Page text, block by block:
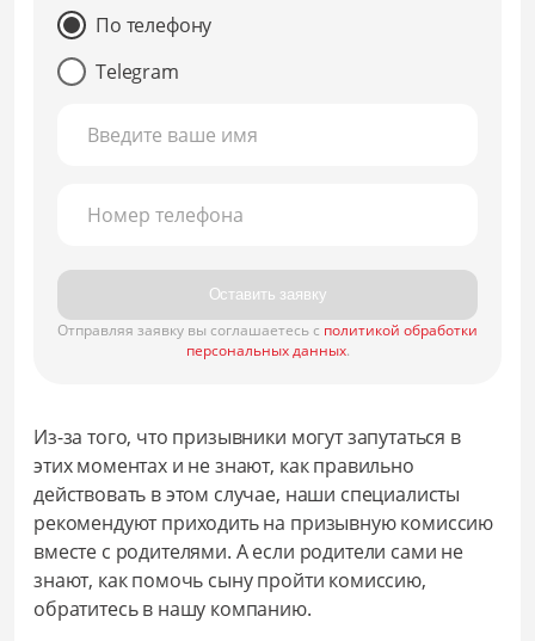
По телефону
Telegram
Введите ваше имя
Номер телефона
Оставить заявку
Отправляя заявку вы соглашаетесь с политикой обработки
персональных данных.
Из-за того, что призывники могут запутаться в
этих моментах и не знают, как правильно
действовать в этом случае, наши специалисты
рекомендуют приходить на призывную комиссию
вместе с родителями. А если родители сами не
знают, как помочь сыну пройти комиссию,
обратитесь в нашу компанию.